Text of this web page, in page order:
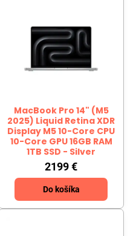
MacBook Pro 14" (M5
2025) Liquid Retina XDR
Display M5 10-Core CPU
10-Core GPU 16GB RAM
1TB SSD - Silver
2199 €
Do košíka